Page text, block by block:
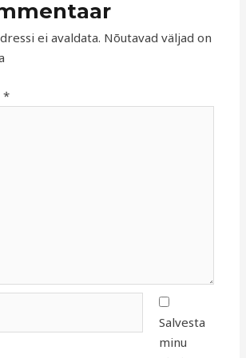
ei avaldata. Nõutavad väljad on
*
Salvesta
minu